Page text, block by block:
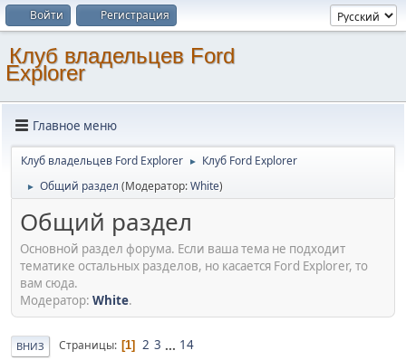
Войти Регистрация
Клуб владельцев Ford
Explorer
Главное меню
Клуб владельцев Ford Explorer ► Клуб Ford Explorer
► Общий раздел (Модератор:White)
Общий раздел
Основной раздел форума. Если ваша тема не подходит
тематике остальных разделов, но касается Ford Explorer, то
вам сюда.
Модератор: White.
ВНИЗ Страницы 1 2 3 ... 14